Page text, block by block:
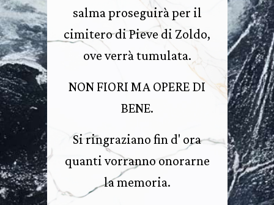
salma proseguirà per il
cimitero di Pieve di Zoldo,
ove verrà tumulata.
NON FIORI MA OPERE DI
BENE.
Si ringraziano fin d' ora
quanti vorranno onorarne
la memoria.